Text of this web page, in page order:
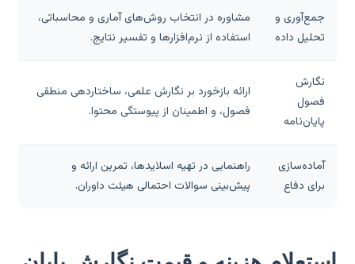
جمع‌آوری و
تحلیل داده
مشاوره در انتخاب روش‌های آماری و محاسباتی،
استفاده از نرم‌افزارها و تفسیر نتایج.
نگارش
فصول
پایان‌نامه
ارائه بازخورد بر نگارش علمی، ساختاردهی منطقی
فصول، و اطمینان از پیوستگی محتوا.
آماده‌سازی
برای دفاع
راهنمایی در تهیه اسلایدها، تمرین ارائه و
پیش‌بینی سوالات احتمالی هیئت داوران.